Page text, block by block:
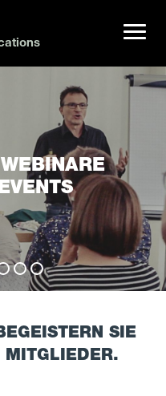
SIE
MITGLIEDER.
SIE
MITGLIEDER.